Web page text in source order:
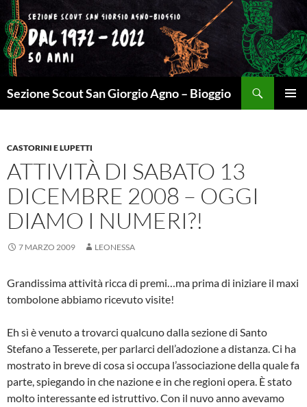
Sezione Scout San Giorgio Agno – Bioggio
CASTORINI E LUPETTI
ATTIVITÀ DI SABATO 13
DICEMBRE 2008 – OGGI
DIAMO I NUMERI?!
7 MARZO 2009 LEONESSA
Grandissima attività ricca di premi…ma prima di iniziare il maxi
tombolone abbiamo ricevuto visite!
Eh sì è venuto a trovarci qualcuno dalla sezione di Santo
Stefano a Tesserete, per parlarci dell’adozione a distanza. Ci ha
mostrato in breve di cosa si occupa l’associazione della quale fa
parte, spiegando in che nazione e in che regioni opera. È stato
molto interessante ed istruttivo. Con il nuvo anno avevamo